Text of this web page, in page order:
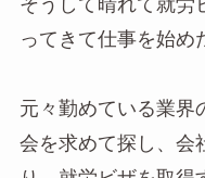
ってきて仕事を始め
元々勤めている業界
会を求めて探し、会